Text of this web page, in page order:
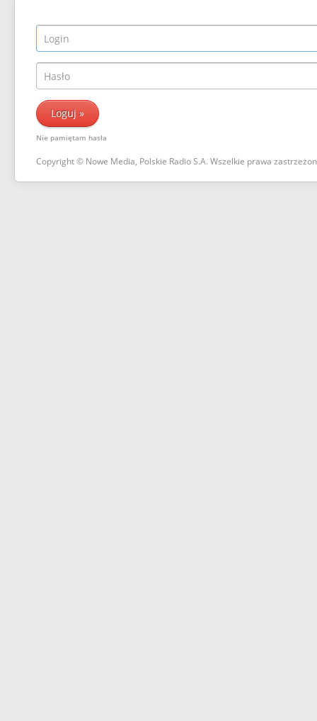
Nie pamiętam hasła
Copyright © Nowe Media, Polskie Radio S.A. Wszelkie prawa